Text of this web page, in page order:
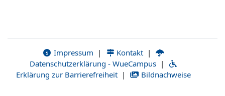
Impressum | Kontakt |
Datenschutzerklärung - WueCampus |
Erklärung zur Barrierefreiheit | Bildnachweise